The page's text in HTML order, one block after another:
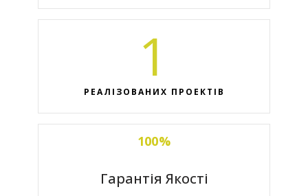
РЕАЛІЗОВАНИХ ПРОЕКТІВ
1
100%
Гарантія Якості